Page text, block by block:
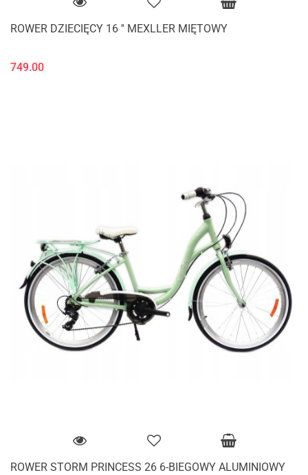
ROWER DZIECIĘCY 16 '' MEXLLER MIĘTOWY
749.00
ROWER STORM PRINCESS 26 6-BIEGOWY ALUMINIOWY